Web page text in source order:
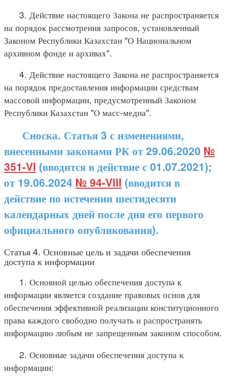
3. Действие настоящего Закона не распространяется
на порядок рассмотрения запросов, установленный
Законом Республики Казахстан "О Национальном
архивном фонде и архивах".
4. Действие настоящего Закона не распространяется
на порядок предоставления информации средствам
массовой информации, предусмотренный Законом
Республики Казахстан "О масс-медиа".
Сноска. Статья 3 с изменениями,
внесенными законами РК от 29.06.2020 №
351-VI (вводится в действие с 01.07.2021);
от 19.06.2024 № 94-VIII (вводится в
действие по истечении шестидесяти
календарных дней после дня его первого
официального опубликования).
Статья 4. Основные цель и задачи обеспечения
доступа к информации
1. Основной целью обеспечения доступа к
информации является создание правовых основ для
обеспечения эффективной реализации конституционного
права каждого свободно получать и распространять
информацию любым не запрещенным законом способом.
2. Основные задачи обеспечения доступа к
информации: